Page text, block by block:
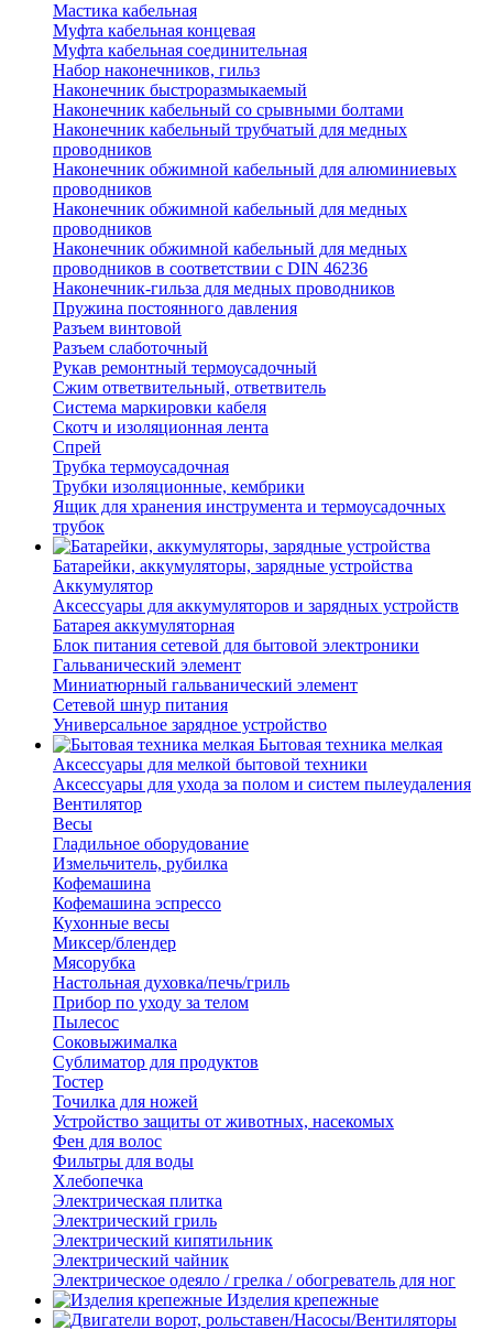
Мастика кабельная
Муфта кабельная концевая
Муфта кабельная соединительная
Набор наконечников, гильз
Наконечник быстроразмыкаемый
Наконечник кабельный со срывными болтами
Наконечник кабельный трубчатый для медных
проводников
Наконечник обжимной кабельный для алюминиевых
проводников
Наконечник обжимной кабельный для медных
проводников
Наконечник обжимной кабельный для медных
проводников в соответствии с DIN 46236
Наконечник-гильза для медных проводников
Пружина постоянного давления
Разъем винтовой
Разъем слаботочный
Рукав ремонтный термоусадочный
Сжим ответвительный, ответвитель
Система маркировки кабеля
Скотч и изоляционная лента
Спрей
Трубка термоусадочная
Трубки изоляционные, кембрики
Ящик для хранения инструмента и термоусадочных
трубок
Батарейки, аккумуляторы, зарядные устройства
Аккумулятор
Аксессуары для аккумуляторов и зарядных устройств
Батарея аккумуляторная
Блок питания сетевой для бытовой электроники
Гальванический элемент
Миниатюрный гальванический элемент
Сетевой шнур питания
Универсальное зарядное устройство
Бытовая техника мелкая
Аксессуары для мелкой бытовой техники
Аксессуары для ухода за полом и систем пылеудаления
Вентилятор
Весы
Гладильное оборудование
Измельчитель, рубилка
Кофемашина
Кофемашина эспрессо
Кухонные весы
Миксер/блендер
Мясорубка
Настольная духовка/печь/гриль
Прибор по уходу за телом
Пылесос
Соковыжималка
Сублиматор для продуктов
Тостер
Точилка для ножей
Устройство защиты от животных, насекомых
Фен для волос
Фильтры для воды
Хлебопечка
Электрическая плитка
Электрический гриль
Электрический кипятильник
Электрический чайник
Электрическое одеяло / грелка / обогреватель для ног
Изделия крепежные